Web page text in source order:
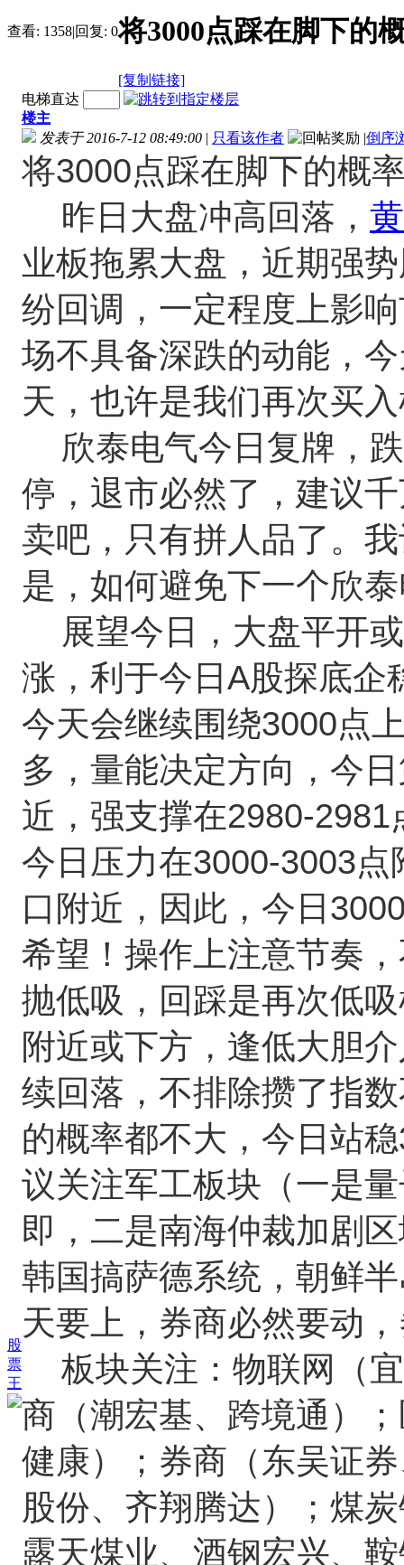
查看: 1358|回复: 0将3000点踩在脚下的
[复制链接]
股
票
王
电梯直达
楼主
发表于 2016-7-12 08:49:00 | 只看该作者 |倒序
将3000点踩在脚下的概
昨日大盘冲高回落，
业板拖累大盘，近期强
纷回调，一定程度上影
场不具备深跌的动能，
天，也许是我们再次买
欣泰电气今日复牌，
停，退市必然了，建议
卖吧，只有拼人品了。
是，如何避免下一个欣
展望今日，大盘平开
涨，利于今日A股探底企
今天会继续围绕3000点
多，量能决定方向，今
近，强支撑在2980-
今日压力在3000-3003
口附近，因此，今日
希望！操作上注意节奏
抛低吸，回踩是再次低
附近或下方，逢低大胆
续回落，不排除攒了指
的概率都不大，今日站
议关注军工板块（一是
即，二是南海仲裁加剧
韩国搞萨德系统，朝鲜
天要上，券商必然要动
板块关注：物联网（
商（潮宏基、跨境通）
健康）；券商（东吴证
股份、齐翔腾达）；煤
露天煤业、酒钢宏兴、